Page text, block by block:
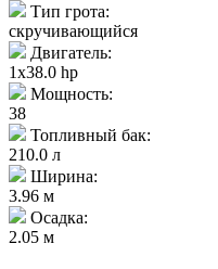
Тип грота:
скручивающийся
Двигатель:
1x38.0 hp
Мощность:
38
Топливный бак:
210.0 л
Ширина:
3.96 м
Осадка:
2.05 м